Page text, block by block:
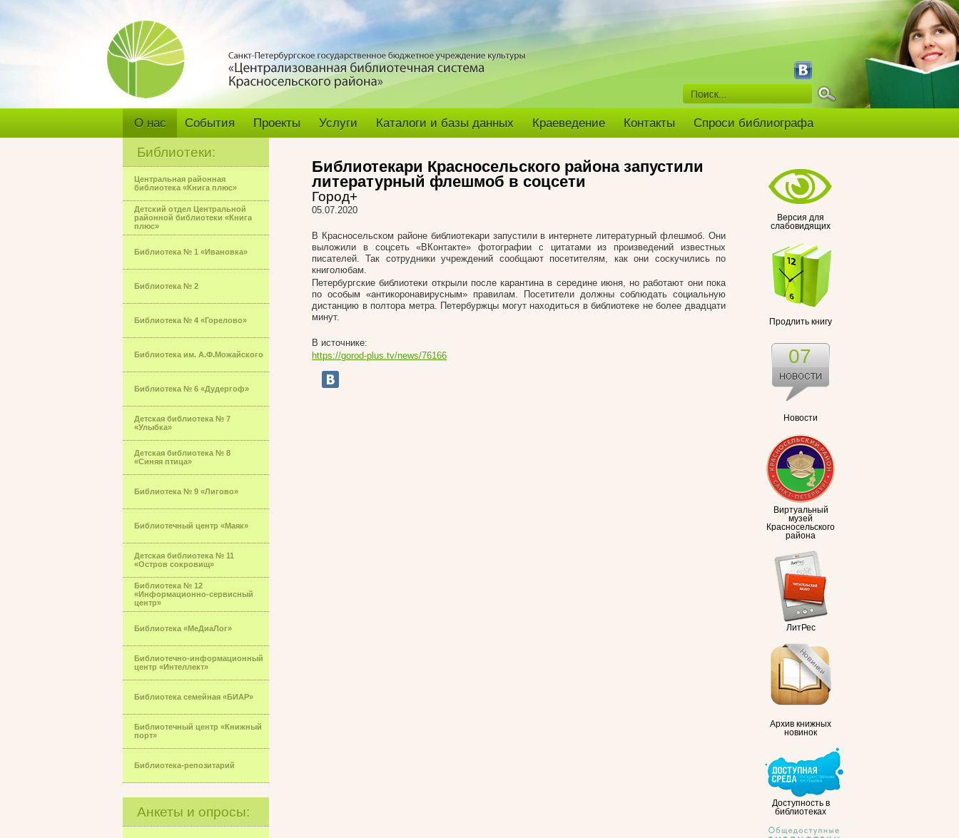
О нас События Проекты Услуги Каталоги и базы данных Краеведение Контакты Спроси библиографа
Библиотеки:
Центральная районная
библиотека «Книга плюс»
Детский отдел Центральной
районной библиотеки «Книга
плюс»
Библиотека № 1 «Ивановка»
Библиотека № 2
Библиотека № 4 «Горелово»
Библиотека им. А.Ф.Можайского
Библиотека № 6 «Дудергоф»
Детская библиотека № 7
«Улыбка»
Детская библиотека № 8
«Синяя птица»
Библиотека № 9 «Лигово»
Библиотечный центр «Маяк»
Детская библиотека № 11
«Остров сокровищ»
Библиотека № 12
«Информационно-сервисный
центр»
Библиотека «МеДиаЛог»
Библиотечно-информационный
центр «Интеллект»
Библиотека семейная «БИАР»
Библиотечный центр «Книжный
порт»
Библиотека-репозитарий
Анкеты и опросы:
Версия для
слабовидящих
Продлить книгу
Новости
07
Виртуальный
музей
Красносельского
района
ЛитРес
Архив книжных
новинок
Доступность в
библиотеках
Библиотекари Красносельского района запустили
литературный флешмоб в соцсети
Город+
05.07.2020
В Красносельском районе библиотекари запустили в интернете литературный флешмоб. Они
выложили в соцсеть «ВКонтакте» фотографии с цитатами из произведений известных
писателей. Так сотрудники учреждений сообщают посетителям, как они соскучились по
книголюбам.
Петербургские библиотеки открыли после карантина в середине июня, но работают они пока
по особым «антикоронавирусным» правилам. Посетители должны соблюдать социальную
дистанцию в полтора метра. Петербуржцы могут находиться в библиотеке не более двадцати
минут.
В источнике:
https://gorod-plus.tv/news/76166